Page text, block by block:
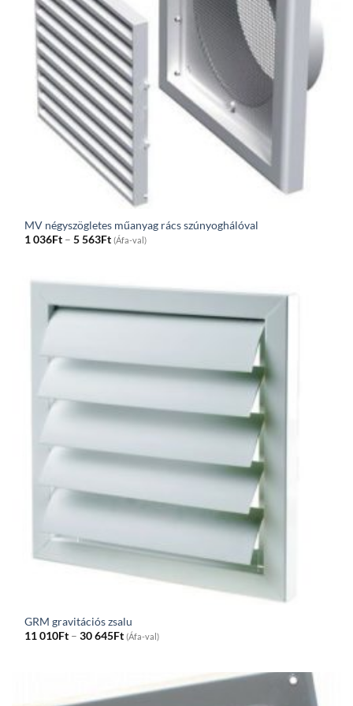
MV négyszögletes műanyag rács szúnyoghálóval
1 036Ft – 5 563FtPrice
range:
5
(Áfa-val)
GRM gravitációs zsalu
11 010Ft – 30 645FtPrice
range:
645Ft
(Áfa-val)